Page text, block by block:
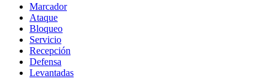
Marcador
Ataque
Bloqueo
Servicio
Recepción
Defensa
Levantadas